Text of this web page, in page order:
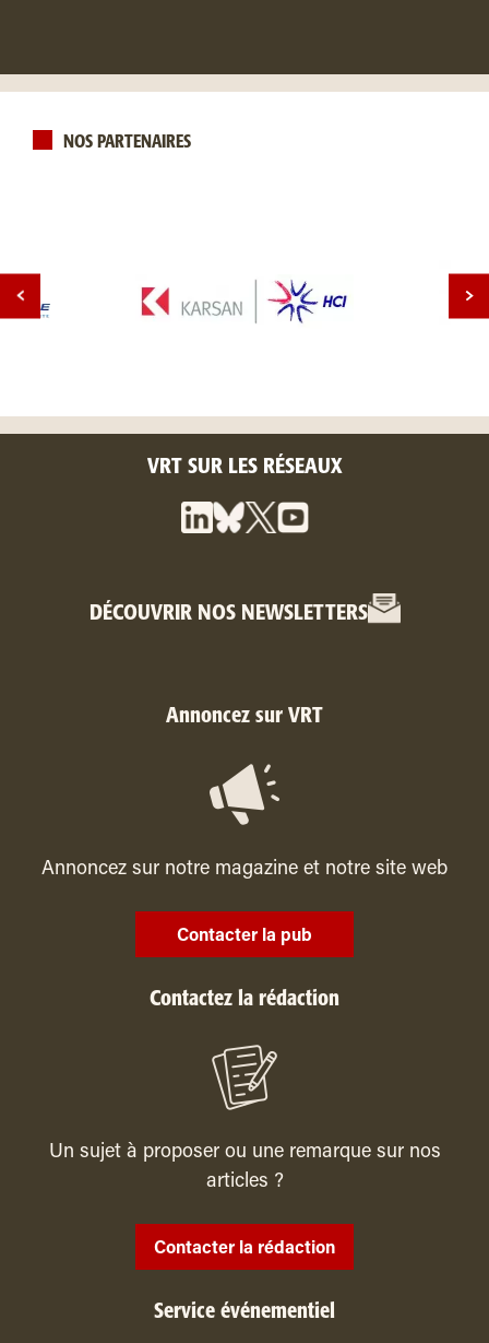
NOS PARTENAIRES
VRT SUR LES RÉSEAUX
DÉCOUVRIR NOS NEWSLETTERS
Annoncez sur VRT
Annoncez sur notre magazine et notre site web
Contacter la pub
Contactez la rédaction
Un sujet à proposer ou une remarque sur nos
articles ?
Contacter la rédaction
Service événementiel